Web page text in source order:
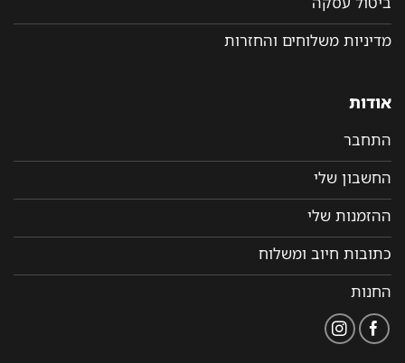
מדיניות משלוחים והחזרות
אודות
התחבר
החשבון שלי
ההזמנות שלי
כתובות חיוב ומשלוח
החנות